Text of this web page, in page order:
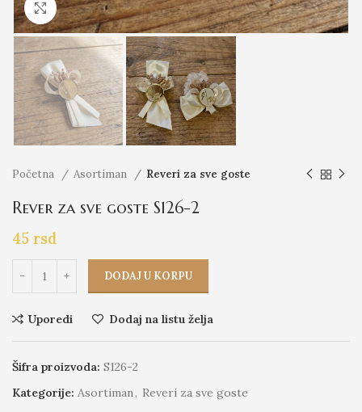
Click to enlarge
Početna Asortiman Reveri za sve goste
Rever za sve goste S126-2
45 rsd
DODAJ U KORPU
Uporedi Dodaj na listu želja
Šifra proizvoda: S126-2
Kategorije: Asortiman, Reveri za sve goste